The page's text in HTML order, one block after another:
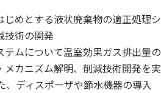
めとする液状廃棄物の適正処理シ
技術の開発
ムについて温室効果ガス排出量の
カニズム解明、削減技術開発を実
ディスポーザや節水機器の導入